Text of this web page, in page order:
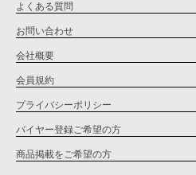
よくある質問
お問い合わせ
会社概要
会員規約
プライバシーポリシー
バイヤー登録ご希望の方
商品掲載をご希望の方